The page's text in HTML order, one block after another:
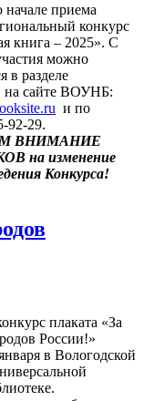
приема
конкурс
книга – 2025». С
можно
в разделе
на сайте ВОУНБ:
и по
92-29.
ВНИМАНИЕ
на изменение
Конкурса!
плаката «За
России!»
в Вологодской